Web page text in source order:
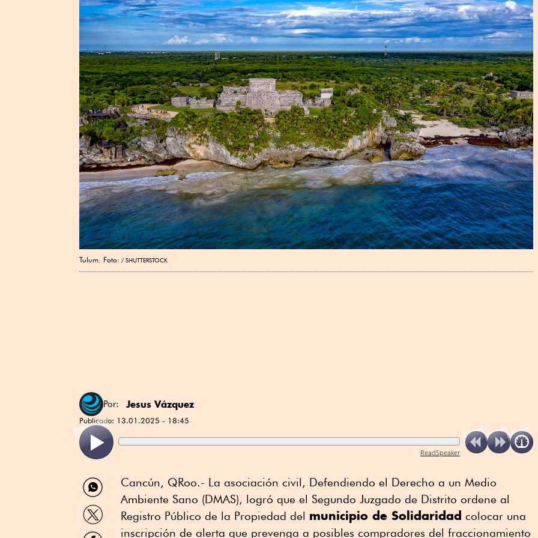
Tulum. Foto: SHUTTERSTOCK
Por: Jesus Vázquez
Publicado: 13.01.2025 - 18:45
ReadSpeaker
Compartir
por
WhatsApp
Compartir
por
Twitter
Compartir
Cancún, QRoo.- La asociación civil, Defendiendo el Derecho a un Medio
Ambiente Sano (DMAS), logró que el Segundo Juzgado de Distrito ordene al
Registro Público de la Propiedad del municipio de Solidaridad colocar una
inscripción de alerta que prevenga a posibles compradores del fraccionamiento